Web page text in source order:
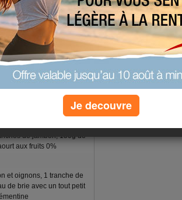
objectif est 60kg.
tiendrai au courant de mon
fruit 0%, 50g de pain et un
de jambon, 150g de
aux fruits 0%
et oignons, 1 tranche de
de brie avec un tout petit
Je decouvre